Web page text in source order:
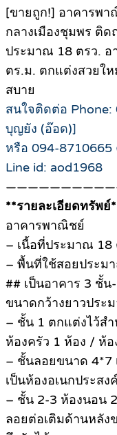
[ขายถูก!] อาคารพ
กลางเมืองชุมพร ติ
ประมาณ 18 ตรว.
ตร.ม. ตกแต่งสวยใ
สบาย
สนใจติดต่อ
บุญยัง (อ๊อด)]
หรือ 094-
Line id: aod1968
**รายละเอียดทรัพย์
อาคารพาณิชย์
– เนื้อที่ประมาณ 18
– พื้นที่ใช้สอยประม
## เป็นอาคาร 3 ชั้
ขนาดกว้างยาวประ
– ชั้น 1 ตกแต่งไว้ส
ห้องครัว 1 ห้อง / ห้
– ชั้นลอยขนาด 4*7
เป็นห้องอเนกประสงค์
– ชั้น 2-3 ห้องนอน
ลอยต่อเติมด้านหลัง